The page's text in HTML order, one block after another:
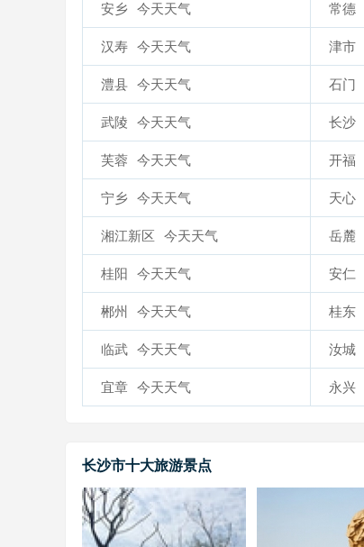
安乡 今天天气 常德
汉寿 今天天气 津市
澧县 今天天气 石门
武陵 今天天气 长沙
芙蓉 今天天气 开福
宁乡 今天天气 天心
湘江新区 今天天气 岳麓
桂阳 今天天气 安仁
郴州 今天天气 桂东
临武 今天天气 汝城
宜章 今天天气 永兴
长沙市十大旅游景点